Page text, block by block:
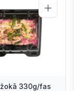
330g/fas